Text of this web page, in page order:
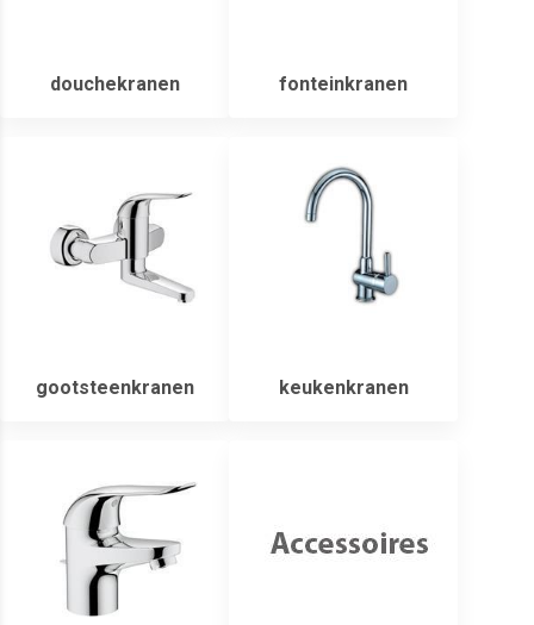
douchekranen fonteinkranen
gootsteenkranen keukenkranen